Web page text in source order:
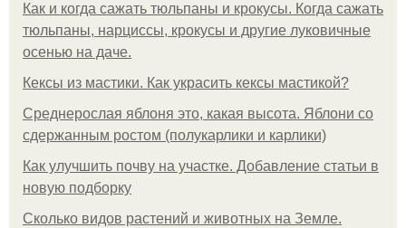
Как и когда сажать тюльпаны и крокусы. Когда сажать
тюльпаны, нарциссы, крокусы и другие луковичные
осенью на даче.
Кексы из мастики. Как украсить кексы мастикой?
Среднерослая яблоня это, какая высота. Яблони со
сдержанным ростом (полукарлики и карлики)
Как улучшить почву на участке. Добавление статьи в
новую подборку
Сколько видов растений и животных на Земле.